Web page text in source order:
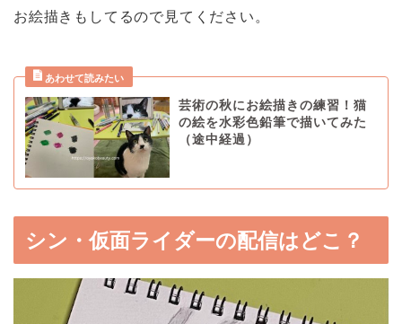
お絵描きもしてるので見てください。
芸術の秋にお絵描きの練習！猫
の絵を水彩色鉛筆で描いてみた
（途中経過）
シン・仮面ライダーの配信はどこ？